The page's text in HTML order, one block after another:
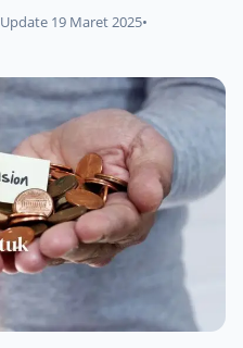
Update 19 Maret 2025•